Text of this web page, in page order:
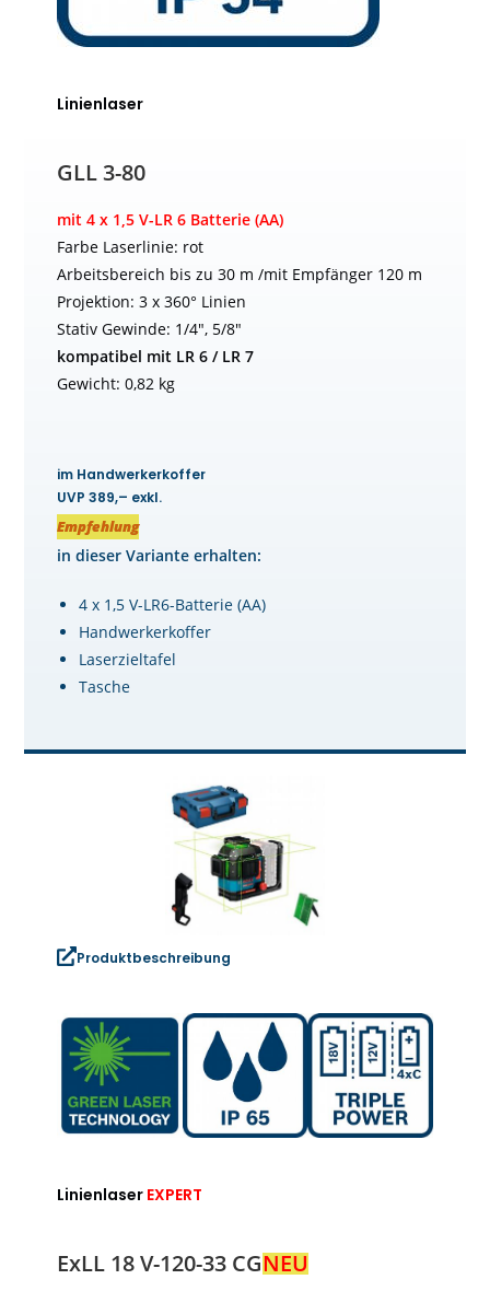
Linienlaser
GLL 3-80
mit 4 x 1,5 V-LR 6 Batterie (AA)
Farbe Laserlinie: rot
Arbeitsbereich bis zu 30 m /mit Empfänger 120 m
Projektion: 3 x 360° Linien
Stativ Gewinde: 1/4″, 5/8″
kompatibel mit LR 6 / LR 7
Gewicht: 0,82 kg
im Handwerkerkoffer
UVP 389,– exkl.
Empfehlung
in dieser Variante erhalten:
4 x 1,5 V-LR6-Batterie (AA)
Handwerkerkoffer
Laserzieltafel
Tasche
Produktbeschreibung
Linienlaser EXPERT
ExLL 18 V-120-33 CGNEU